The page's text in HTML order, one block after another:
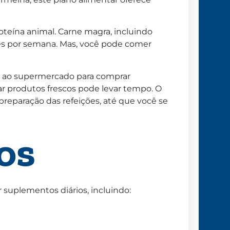
animal. Carne magra, incluindo
por semana. Mas, você pode comer
supermercado para comprar
produtos frescos pode levar tempo. O
das refeições, até que você se
suplementos diários, incluindo: